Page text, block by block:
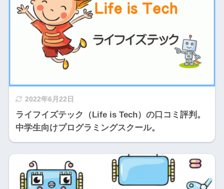
2022年6月22日
ライフイズテック（Life is Tech）の口コミ評判。
中学生向けプログラミングスクール。